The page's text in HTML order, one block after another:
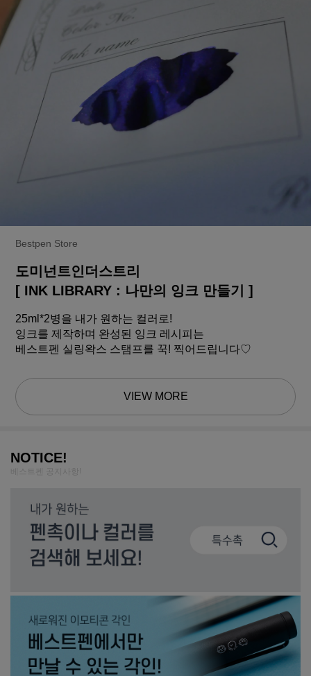
Bestpen Store
도미넌트인더스트리
[ INK LIBRARY : 나만의 잉크 만들기 ]
25ml*2병을 내가 원하는 컬러로!
잉크를 제작하며 완성된 잉크 레시피는
베스트펜 실링왁스 스탬프를 꾹! 찍어드립니다♡
VIEW MORE
NOTICE!
베스트펜 공지사항!